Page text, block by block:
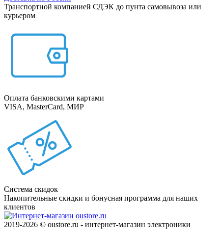
Транспортной компанией СДЭК до пунта самовывоза или
курьером
Оплата банковскими картами
VISA, MasterCard, МИР
Система скидок
Накопительные скидки и бонусная программа для наших
клиентов
2019-2026 © oustore.ru - интернет-магазин электроники